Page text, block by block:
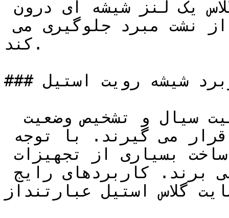
یک رینگ فلزی قرار دارد و از نشت مبرد جلوگیری می
کند.
### کاربرد شیشه رویت استیل
گلاس استیل عبارتنداز: